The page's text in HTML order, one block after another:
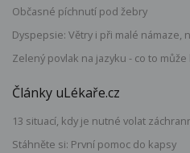
Občasné píchnutí pod žebry
Dyspepsie: Větry i při malé námaze,
Zelený povlak na jazyku - co to může
Články uLékaře.cz
13 situací, kdy je nutné volat
Stáhněte si: První pomoc do kapsy